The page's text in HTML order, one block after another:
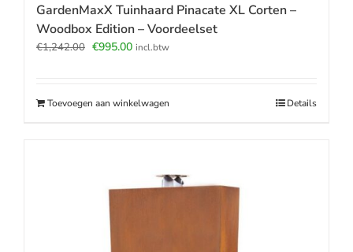
GardenMaxX Tuinhaard Pinacate XL Corten –
Woodbox Edition – Voordeelset
€1,242.00 Oorspronkelijke
€995.00Huidige
incl.btw
Toevoegen aan winkelwagen Details